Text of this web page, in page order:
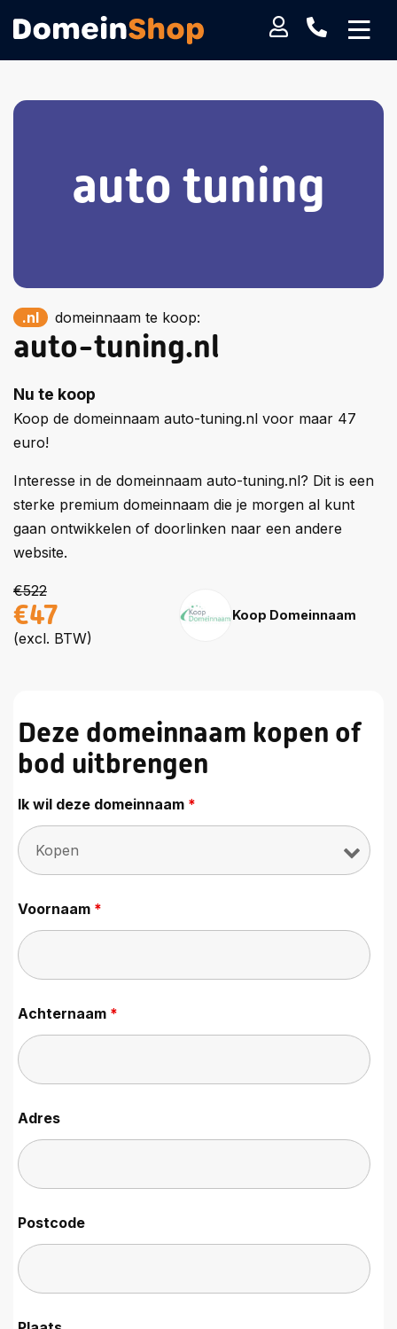
auto tuning
.nl domeinnaam te koop:
auto-tuning.nl
Nu te koop
Koop de domeinnaam auto-tuning.nl voor maar 47
euro!
Interesse in de domeinnaam auto-tuning.nl? Dit is een
sterke premium domeinnaam die je morgen al kunt
gaan ontwikkelen of doorlinken naar een andere
website.
€522
€47
(excl. BTW)
Koop Domeinnaam
Deze domeinnaam kopen of
bod uitbrengen
Ik wil deze domeinnaam *
Voornaam *
Achternaam *
Adres
Postcode